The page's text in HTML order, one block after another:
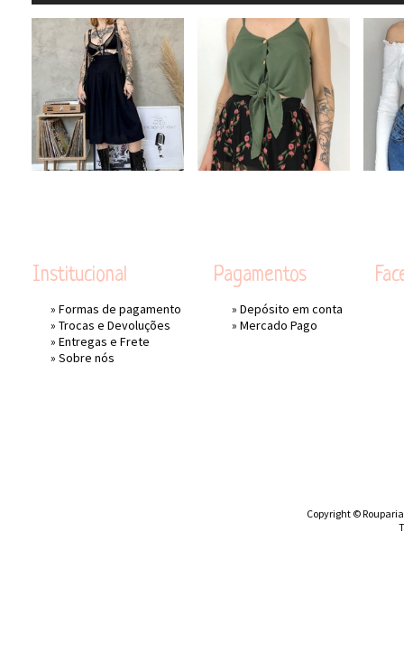
Institucional
» Formas de pagamento
» Trocas e Devoluções
» Entregas e Frete
» Sobre nós
Pagamentos
» Depósito em conta
» Mercado Pago
Copyright ©